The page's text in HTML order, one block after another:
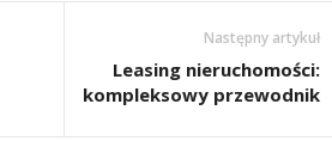
Następny artykuł
Leasing nieruchomości:
kompleksowy przewodnik